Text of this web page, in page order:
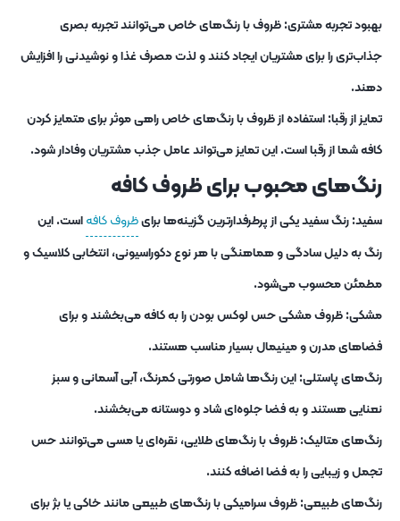
بهبود تجربه مشتری: ظروف با رنگ‌های خاص می‌توانند تجربه بصری
جذاب‌تری را برای مشتریان ایجاد کنند و لذت مصرف غذا و نوشیدنی را افزایش
دهند.
تمایز از رقبا: استفاده از ظروف با رنگ‌های خاص راهی موثر برای متمایز کردن
کافه شما از رقبا است. این تمایز می‌تواند عامل جذب مشتریان وفادار شود.
رنگ‌های محبوب برای ظروف کافه
سفید: رنگ سفید یکی از پرطرفدارترین گزینه‌ها برایظروف کافهاست. این
رنگ به دلیل سادگی و هماهنگی با هر نوع دکوراسیونی، انتخابی کلاسیک و
مطمئن محسوب می‌شود.
مشکی: ظروف مشکی حس لوکس بودن را به کافه می‌بخشند و برای
فضاهای مدرن و مینیمال بسیار مناسب هستند.
رنگ‌های پاستلی: این رنگ‌ها شامل صورتی کمرنگ، آبی آسمانی و سبز
نعنایی هستند و به فضا جلوه‌ای شاد و دوستانه می‌بخشند.
رنگ‌های متالیک: ظروف با رنگ‌های طلایی، نقره‌ای یا مسی می‌توانند حس
تجمل و زیبایی را به فضا اضافه کنند.
رنگ‌های طبیعی: ظروف سرامیکی با رنگ‌های طبیعی مانند خاکی یا بژ برای